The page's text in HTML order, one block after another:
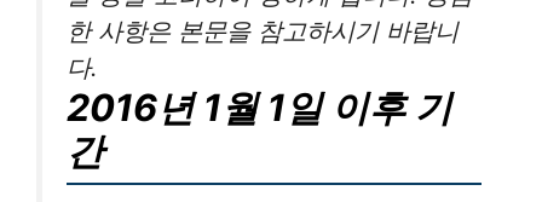
한 사항은 본문을 참고하시기 바랍니
다.
2016년 1월 1일 이후 기
간